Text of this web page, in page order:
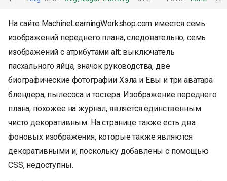
На сайте MachineLearningWorkshop.com имеется семь
изображений переднего плана, следовательно, семь
изображений с атрибутами alt: выключатель
пасхального яйца, значок руководства, две
биографические фотографии Хэла и Евы и три аватара
блендера, пылесоса и тостера. Изображение переднего
плана, похожее на журнал, является единственным
чисто декоративным. На странице также есть два
фоновых изображения, которые также являются
декоративными и, поскольку добавлены с помощью
CSS, недоступны.